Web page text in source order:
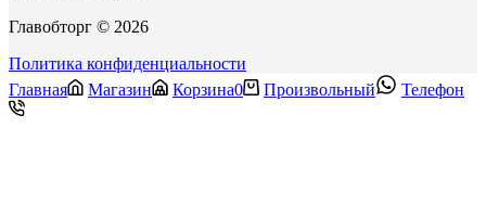
Главобторг © 2026
Политика конфиденциальности
Главная
Магазин Корзина0 Произвольный Телефон